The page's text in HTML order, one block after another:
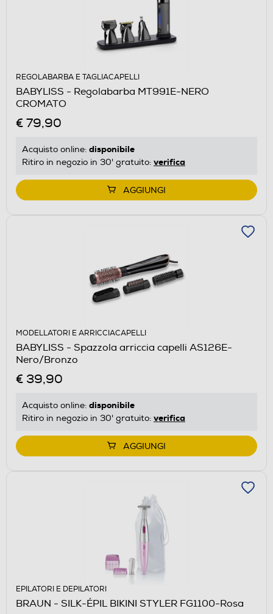
REGOLABARBA E TAGLIACAPELLI
BABYLISS - Regolabarba MT991E-NERO
CROMATO
€ 79,90
Acquisto online: disponibile
Ritiro in negozio in 30' gratuito: verifica
AGGIUNGI
MODELLATORI E ARRICCIACAPELLI
BABYLISS - Spazzola arriccia capelli AS126E-
Nero/Bronzo
€ 39,90
Acquisto online: disponibile
Ritiro in negozio in 30' gratuito: verifica
AGGIUNGI
EPILATORI E DEPILATORI
BRAUN - SILK-ÉPIL BIKINI STYLER FG1100-Rosa